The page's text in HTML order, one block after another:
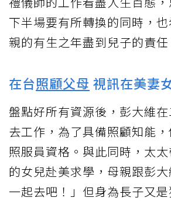
下半場要有所轉換的同時，
親的有生之年盡到兒子的責任
在台照顧父母 視訊在美妻
盤點好所有資源後，彭大維
去工作，為了具備照顧知能
照服員資格。與此同時，太
的女兒赴美求學，母親跟彭
一起去吧！」但身為長子又